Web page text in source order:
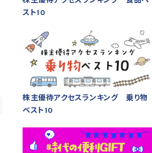
スト10
株主優待アクセスランキング 乗り物
ベスト10